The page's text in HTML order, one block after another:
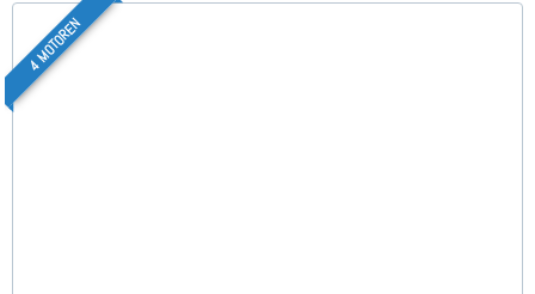
4 MOTOREN